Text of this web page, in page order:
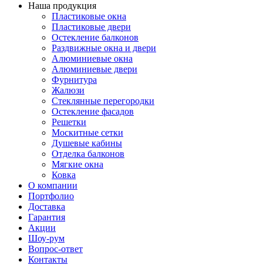
Наша продукция
Пластиковые окна
Пластиковые двери
Остекление балконов
Раздвижные окна и двери
Алюминиевые окна
Алюминиевые двери
Фурнитура
Жалюзи
Стеклянные перегородки
Остекление фасадов
Решетки
Москитные сетки
Душевые кабины
Отделка балконов
Мягкие окна
Ковка
О компании
Портфолио
Доставка
Гарантия
Акции
Шоу-рум
Вопрос-ответ
Контакты